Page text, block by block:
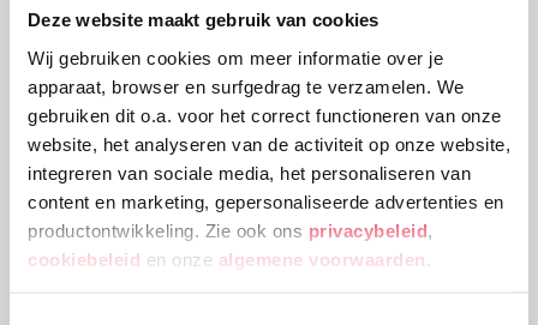
Deze website maakt gebruik van cookies
Wij gebruiken cookies om meer informatie over je
apparaat, browser en surfgedrag te verzamelen. We
gebruiken dit o.a. voor het correct functioneren van onze
website, het analyseren van de activiteit op onze website,
integreren van sociale media, het personaliseren van
content en marketing, gepersonaliseerde advertenties en
productontwikkeling. Zie ook ons privacybeleid
cookiebeleid en onze algemene voorwaarden
Deze kerstballenboom is een echte eyecatcher! Plak
verschillende groottes van kerstballen en
versieringen aan elkaar tot deze mooie
kerstballenboom ontstaat!
Lees meer